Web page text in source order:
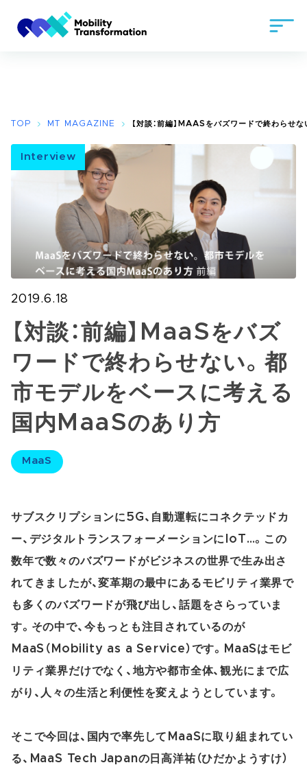
TOP MT MAGAZINE 【対談：前編】MAASをバズワードで終わら
Interview
2019.6.18
【対談：前編】MaaSをバズ
ワードで終わらせない。都
市モデルをベースに考える
国内MaaSのあり方
MaaS
サブスクリプションに5G、自動運転にコネクテッドカ
ー、デジタルトランスフォーメーションにIoT…。この
数年で数々のバズワードがビジネスの世界で生み出さ
れてきましたが、変革期の最中にあるモビリティ業界で
も多くのバズワードが飛び出し、話題をさらっていま
す。その中で、今もっとも注目されているのが
MaaS（Mobility as a Service）です。MaaSはモビ
リティ業界だけでなく、地方や都市全体、観光にまで広
がり、人々の生活と利便性を変えようとしています。
そこで今回は、国内で率先してMaaSに取り組まれてい
る、MaaS Tech Japanの日高洋祐（ひだかようすけ）